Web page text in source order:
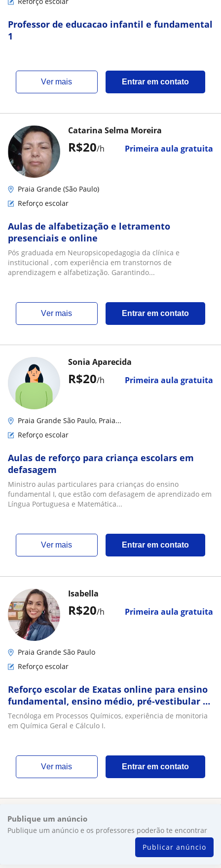
Professor de educacao infantil e fundamental
1
ver mais Entrar em contato
R$20/h Primeira aula gratuita
Catarina Selma Moreira
Praia Grande (São Paulo)
Reforço escolar
Aulas de alfabetização e letramento
presenciais e online
Pós graduada em Neuropsicopedagogia da clínica e
institucional , com experiência em transtornos de
aprendizagem e alfabetização. Garantindo...
ver mais Entrar em contato
R$20/h Primeira aula gratuita
Sonia Aparecida
Praia Grande São Paulo, Praia...
Reforço escolar
Aulas de reforço para criança escolars em
defasagem
Ministro aulas particulares para crianças do ensino
fundamental I, que estão com defasagem de aprendizado em
Língua Portuguesa e Matemática...
ver mais Entrar em contato
R$20/h Primeira aula gratuita
Isabella
Praia Grande São Paulo
Reforço escolar
Reforço escolar de Exatas online para ensino
fundamental, ensino médio, pré-vestibular e
ensino superior
Tecnóloga em Processos Químicos, experiência de monitoria
em Química Geral e Cálculo I.
ver mais Entrar em contato
Publique um anúncio
Publique um anúncio e os professores poderão te encontrar
Publicar anúncio